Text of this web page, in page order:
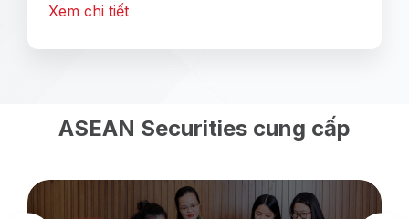
Xem chi tiết
ASEAN Securities cung cấp